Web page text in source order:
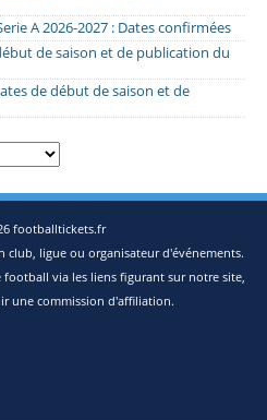
A 2026-2027 : Dates confirmées
de saison et de publication du
de début de saison et de
footballtickets.fr
ligue ou organisateur d'événements.
via les liens figurant sur notre site,
une commission d'affiliation.